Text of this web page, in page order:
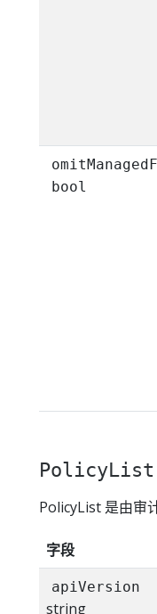
bool
PolicyList
PolicyList 是由审
字段
apiVersion
string